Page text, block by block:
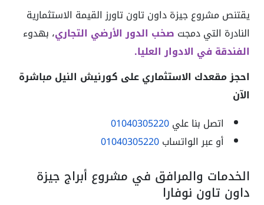
يقتنص مشروع جيزة داون تاون تاورز القيمة الاستثمارية
النادرة التي دمجت صخب الدور الأرضي التجاري، بهدوء
الفندقة في الادوار العليا.
احجز مقعدك الاستثماري على كورنيش النيل مباشرة
الآن
اتصل بنا علي01040305220
أو عبر الواتساب01040305220
الخدمات والمرافق في مشروع أبراج جيزة
داون تاون نوفارا